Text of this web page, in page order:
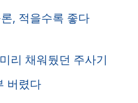
, 적을수록 좋다
리 채워뒀던 주사기
버렸다